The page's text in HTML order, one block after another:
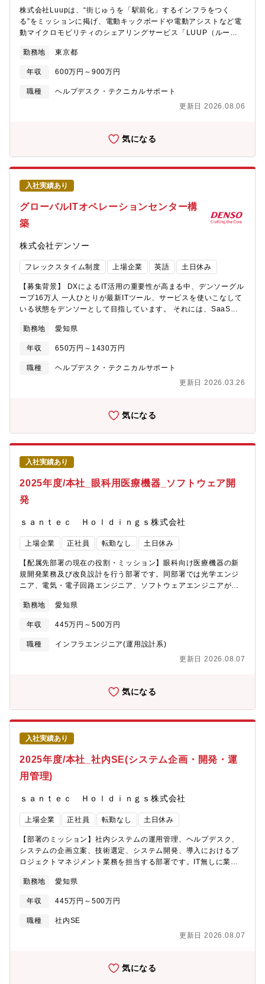
基盤でありながら、今後も事業成長のため、投資・体制強化を進
めています。社員数の増加に伴い、情報システム面もタイムリー
に拡大・運用の最適化をしていくことが必要です。そのため、既
存の方法にとらわれず、新しいチャレンジを推奨しています。
に業務環境の改善に取り組めます。また、このような文化から、
多種多様なツールに触れる機会を得られます。■ 運用の現場から
改善を推進できる部内全体で「EX（Employee Experience）を
務の効率化に向き合うため、ボトムアップでの提案が受け入れら
進することや、エンジニアリングの学習機会を生かした開発によ
ムアップで改善を推進できます。【組織構成】当部門には約70名
が在籍しており、全社・事業のIT基盤の企画/プロジェクトマネジ
株式会社Luupは、“街じゅうを「駅前化」するインフラをつく
る”をミッションに掲げ、電動キックボードや電動アシストなど電
動マイクロモビリティのシェアリングサービス「LUUP（ルー
動のハブがあり、いつでもポートからポートへ電動マイクロモビ
リティに乗って移動することができます。 かつて鉄道の駅が街を
発展させたように、LUUPのポートを街じゅうに設置することで人
が集まる場所をつくり、街じゅうを駅前のように活性化していき
たな街の未来を創造します。 現在は、東京・横浜・大阪・京都・
おり、2024年10月時点で10,000ポート以上を運営しています。
将来的には、電動マイクロモビリティの普及によるCO2削減と、
ご高齢の方も乗ることができる新しい電動モビリティの導入を実
現し、すべての人が安全・便利に移動できる持続可能な社会をつ
くることを目指します。（会社HP：https://luup.sc/ ）【組織とポ
ジションについて】Hardware部門は、車両及び周辺製品の企画・
開発・調達・改善など製品すべてのフェーズをリードし、プロダ
クト全体に関わる幅広い業務を行っている部署です。その中で
「ハードウェアプロジェクト担当（プロキュアメント）」には、
コスト管理・市場品質管理など幅広い業務を担当していただきま
す。【ミッション】・適正なコストで、タイムリーに市場価値の
あるマイクロモビリティ製品の市場投入・市場品質の向上・新規
開発・生産・輸入に関わる全般的なマネジメント業務を行ってい
ただきます。・価格交渉を含め、サプライヤーとのビジネス条件
交渉・契約締結・マイクロモビリティ製品の企画及びポートフォ
リオの管理・新規製品開発プロジェクトのマネジメント・生産ス
力】Luupは自社でサービスの運営を行っており、またスタートア
デルチェンジ（既存のモデルのマイナーチェンジ）・新規モデル
開発・拡張機能開発（追加機能）などハードウェア領域の専門性
ピード感重視ではなく、慎重に物事を進捗させていく組織体制へ
る電動マイクロモビリティのシェアリングという新規ビジネスグ
ベンチャー企業の事業創りに関わることができます。さらに、も
のづくりの現場で新しいオリジナルの製品（プロダクト）を創り
出し、街中で自分達が設計したモビリティが活用される様子を見
ることができるというのも魅力の一つです。
勤務地 東京都
年収 600万円～900万円
職種
ヘルプデスク・テクニカルサポート
更新日 2026.08.06
気になる
入社実績あり
グローバルITオペレーションセンター構
築
株式会社デンソー
フレックスタイム制度 上場企業 英語 土日休み
【募集背景】 DXによるIT活用の重要性が高まる中、デンソーグル
ープ16万人 一人ひとりが最新ITツール、サービスを使いこなして
いる状態をデンソーとして目指しています。 それには、SaaS等
ーザが必要とする適切な情報の早期提供が必要です。AI等の最新
ITを駆使し、誰もが停滞なく業務遂行できる世界（いつでも簡単
に困りごと事を解決等）の実現に向けて次世代化を推進する仲間
を募集しています。【業務内容】 デンソー本社 及び 国内外グル
り方を検討し、次世代化に向けた構想立案 及び プロジェクトを推
（チャットボット化、FAQ自動生成等）、AIOps（予防保全、プ
ロアクティブサービス等）の実現 ・インド等のオフショアを活用
した、190のグローバル拠点を支えるITオペレーションセンター
及び グローバルマネジメント体制構築 ・標準運用プロセス設計、
ServiceNow等の標準ITツールのグローバル展開上記を進めるため
に、以下の業務に携わっていただきます。・社内関係メンバとと
もに要件具体化・パートナ企業への要件提示、体制構築マネジメ
ント・成果物管理及びQCD管理【業務のやりがい・身につくスキ
ル、技術優位性、製品の強み・魅力 】・様々な文化や時間帯で働
なコミュニケーション能力を養える・グローバル企業の大規模な
データを扱ったシステム運用に携わることで、データ分析・活用
業務を経験できる・AIなど最新技術の活用、社内外の専門家との
せることができる【職場情報 ①組織ミッションと今後の方向性】
IT基盤推進部はデンソーグループ全体のIT基盤を支えるインフラ
（ハードウェア、ソフトウェア、ネットワーク）とワークプレイ
ス環境を提供し、製造業トップレベルのITツールと技術を適用す
推進しています。その中で、私たちユーザサポート室サービス企
施策立案・推進に取り組んでおり、国内外グループ会社からも高
い期待が寄せられています。【職場情報 ②組織構成（年齢層/人数
勤務地 愛知県
年収 650万円～1430万円
職種
ヘルプデスク・テクニカルサポート
更新日 2026.03.26
気になる
入社実績あり
2025年度/本社_眼科用医療機器_ソフトウェア開
発
ｓａｎｔｅｃ Ｈｏｌｄｉｎｇｓ株式会社
上場企業 正社員 転勤なし 土日休み
【配属先部署の現在の役割・ミッション】眼科向け医療機器の新
規開発業務及び改良設計を行う部署です。同部署では光学エンジ
ニア、電気・電子回路エンジニア、ソフトウェアエンジニアが集
す。ソフトウェア開発においては、全ての工程（設計、実装、テ
スト）を部内で担います。【配属先部署の展望】世の中にない眼
科医療機器の創造して、眼科診断装置で「初期診断分野 世界一」
の企業になることを目指しています。【業務詳細】ソフトウェア
きます。はじめのうちはプロジェクトリーダーの下に付き、プレ
ーダーの指示を受け、既存ソフトウェアの修正・変更、テスト業
務などをご担当いただきます。・半年～1年後：プロジェクトリー
ダーの下で、既存ソフトウェアの修正・変更、テスト業務に加
え、新しいソフトウェアの実装や要件定義、設計などをご担当い
ただきます。【1日の流れ】・メールチェック・担当プロジェクト
の進捗確認、当日のアイテム確認・担当業務の実施・各個別案件
打ち合わせ【部門の特徴・特性・環境】明るく話しやすい職場で
す。 一部屋に回路設計チーム、メカニカルチーム、ソフトウェア
チームが在籍し、何かあればすぐに会話ができる環境です。【想
のプロジェクトの管理または、開発、技術のグループ責任者15年
後：satencグループを横断するような開発プロジェクト責任者 or
事業責任者相当【やりがい・魅力】同社は、光通信業界で培った
ます。これらの機器には高い安全性と品質が求められており、製
品開発はゼロから自らのアイデアで取り組むことが可能です。設
計した製品を実際に手に取って評価できるため、ものづくりの手
応えを実感できます。また、同社製品は身近な眼科医院に導入さ
にすることで、大きなやりがいを感じながら業務に取り組むこと
り、同社製品は世界各国に出荷されています。日本国内では高齢
化の進行に伴い、高齢者の眼疾患が増加しており、それに対応す
大きな魅力を持っています。【配属予定組織】santec OIS株式会
勤務地 愛知県
年収 445万円～500万円
職種
インフラエンジニア(運用設計系)
更新日 2026.08.07
気になる
入社実績あり
2025年度/本社_社内SE(システム企画・開発・運
用管理)
ｓａｎｔｅｃ Ｈｏｌｄｉｎｇｓ株式会社
上場企業 正社員 転勤なし 土日休み
【部署のミッション】社内システムの運用管理、ヘルプデスク、
システムの企画立案、技術選定、システム開発、導入におけるプ
ロジェクトマネジメント業務を担当する部署です。IT無しに業務
善、DX推進が求められます。また、日本だけでなくアメリカやカ
ナダ、イギリス、中国、オーストラリアと海外にも拠点があるた
め、グローバルにITインフラを支える重要な役割を担っていま
す。【仕事内容】光技術をベースにワールドワイドに事業展開す
プにて、システム開発・企画・運用管理業務などをご担当いただ
とセキュリティ・サービス品質向上を目指し、全社の活動を支え
るポジションです。【業務詳細】社内システムを把握して頂くた
勤務地 愛知県
年収 445万円～500万円
職種
社内SE
更新日 2026.08.07
気になる